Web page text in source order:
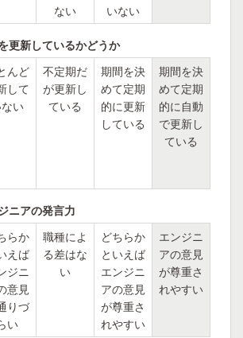
ない
いない
更新しているかどうか
んど
して
い
不定期だ
が更新し
ている
期間を決
めて定期
的に更新
している
期間を決
めて定期
的に自動
で更新し
ている
ニアの発言力
らか
えば
ジニ
意見
りづ
い
職種によ
る差はな
い
どちらか
といえば
エンジニ
アの意見
が尊重さ
れやすい
エンジニ
アの意見
が尊重さ
れやすい